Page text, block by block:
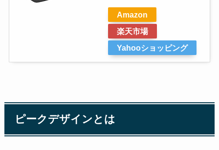
Amazon
楽天市場
Yahooショッピング
ピークデザインとは